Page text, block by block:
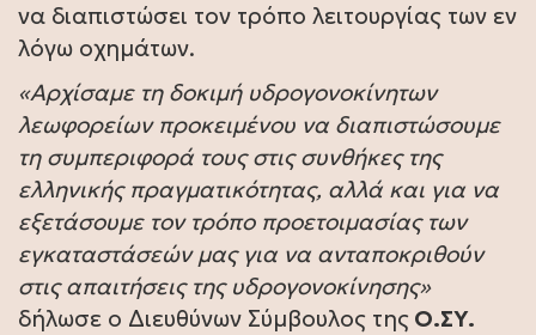
να διαπιστώσει τον τρόπο λειτουργίας των εν
λόγω οχημάτων.
«Αρχίσαμε τη δοκιμή υδρογονοκίνητων
λεωφορείων προκειμένου να διαπιστώσουμε
τη συμπεριφορά τους στις συνθήκες της
ελληνικής πραγματικότητας, αλλά και για να
εξετάσουμε τον τρόπο προετοιμασίας των
εγκαταστάσεών μας για να ανταποκριθούν
στις απαιτήσεις της υδρογονοκίνησης»
δήλωσε ο Διευθύνων Σύμβουλος της Ο.ΣΥ.